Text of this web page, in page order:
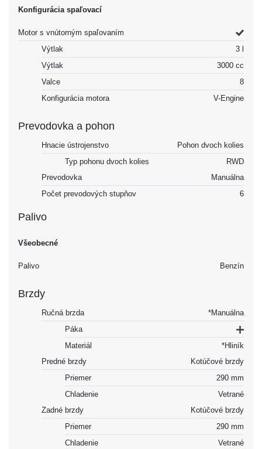
Konfigurácia spaľovací
Motor s vnútorným spaľovaním
Výtlak
3 l
Výtlak
3000 cc
Valce
8
Konfigurácia motora
V-Engine
Prevodovka a pohon
Hnacie ústrojenstvo
Pohon dvoch kolies
Typ pohonu dvoch kolies
RWD
Prevodovka
Manuálna
Počet prevodových stupňov
6
Palivo
Všeobecné
Palivo Benzín
Brzdy
Ručná brzda
*Manuálna
Páka
Materiál
*Hliník
Predné brzdy
Kotúčové brzdy
Priemer
290 mm
Chladenie
Vetrané
Zadné brzdy
Kotúčové brzdy
Priemer
290 mm
Chladenie
Vetrané